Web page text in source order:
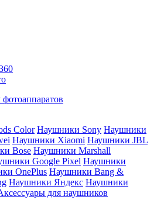
Color Наушники Sony Наушники
Наушники Xiaomi Наушники JBL
Bose Наушники Marshall
Google Pixel Наушники
OnePlus Наушники Bang &
Наушники Яндекс Наушники
для наушников